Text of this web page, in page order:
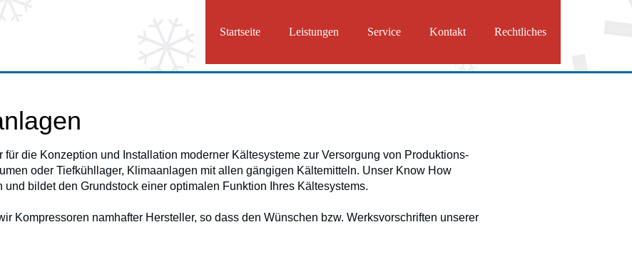
Startseite Leistungen Service Kontakt Rechtliches
für die Konzeption und Installation moderner Kältesysteme zur Versorgung von Produktions-
oder Tiefkühllager, Klimaanlagen mit allen gängigen Kältemitteln. Unser Know How
bildet den Grundstock einer optimalen Funktion Ihres Kältesystems.
Kompressoren namhafter Hersteller, so dass den Wünschen bzw. Werksvorschriften unserer